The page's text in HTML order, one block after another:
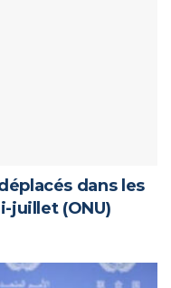
dans les
juillet (ONU)